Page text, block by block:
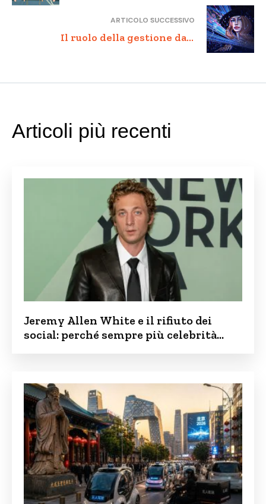
affrontare le sfide del mercato in
rapida evoluzione
ARTICOLO SUCCESSIVO
Il ruolo della gestione dati
Articoli più recenti
Jeremy Allen White e il rifiuto dei
social: perché sempre più celebrità